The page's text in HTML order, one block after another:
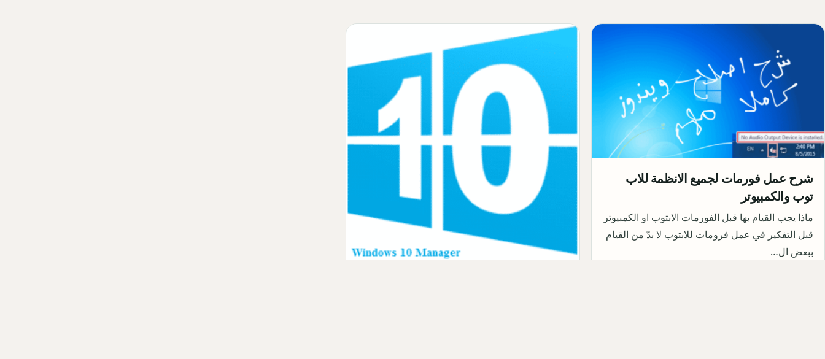
شرح عمل فورمات لجميع الانظمة للاب
توب والكمبيوتر
ماذا يجب القيام بها قبل الفورمات الابتوب او الكمبيوتر
قبل التفكير في عمل فرومات للابتوب لا بدّ من القيام
ببعض ال…